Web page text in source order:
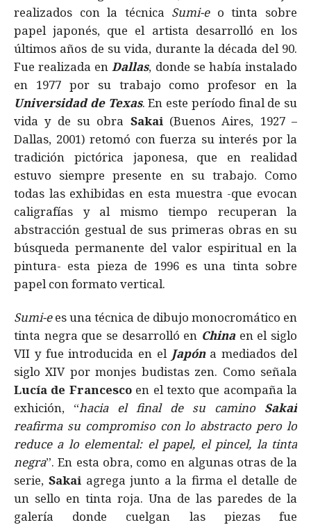
realizados con la técnica Sumi-eo tinta sobre
papel japonés, que el artista desarrolló en los
últimos años de su vida, durante la década del 90.
Fue realizada enDallas, donde se había instalado
en 1977 por su trabajo como profesor en la
Universidad de Texas. En este período final de su
vida y de su obra Sakai(Buenos Aires, 1927 –
Dallas, 2001) retomó con fuerza su interés por la
tradición pictórica japonesa, que en realidad
estuvo siempre presente en su trabajo. Como
todas las exhibidas en esta muestra -que evocan
caligrafías y al mismo tiempo recuperan la
abstracción gestual de sus primeras obras en su
búsqueda permanente del valor espiritual en la
pintura- esta pieza de 1996 es una tinta sobre
papel con formato vertical.
Sumi-ees una técnica de dibujo monocromático en
tinta negra que se desarrolló en Chinaen el siglo
VII y fue introducida en el Japóna mediados del
siglo XIV por monjes budistas zen. Como señala
Lucía de Francescoen el texto que acompaña la
exhición, “hacia el final de su camino Sakai
reafirma su compromiso con lo abstracto pero lo
reduce a lo elemental: el papel, el pincel, la tinta
negra”. En esta obra, como en algunas otras de la
serie, Sakai agrega junto a la firma el detalle de
un sello en tinta roja. Una de las paredes de la
galería donde cuelgan las piezas fue